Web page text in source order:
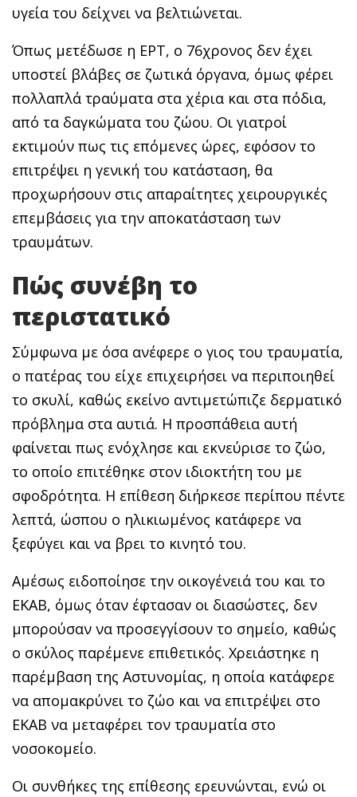
υγεία του δείχνει να βελτιώνεται.
Όπως μετέδωσε η ΕΡΤ, ο 76χρονος δεν έχει
υποστεί βλάβες σε ζωτικά όργανα, όμως φέρει
πολλαπλά τραύματα στα χέρια και στα πόδια,
από τα δαγκώματα του ζώου. Οι γιατροί
εκτιμούν πως τις επόμενες ώρες, εφόσον το
επιτρέψει η γενική του κατάσταση, θα
προχωρήσουν στις απαραίτητες χειρουργικές
επεμβάσεις για την αποκατάσταση των
τραυμάτων.
Πώς συνέβη το
περιστατικό
Σύμφωνα με όσα ανέφερε ο γιος του τραυματία,
ο πατέρας του είχε επιχειρήσει να περιποιηθεί
το σκυλί, καθώς εκείνο αντιμετώπιζε δερματικό
πρόβλημα στα αυτιά. Η προσπάθεια αυτή
φαίνεται πως ενόχλησε και εκνεύρισε το ζώο,
το οποίο επιτέθηκε στον ιδιοκτήτη του με
σφοδρότητα. Η επίθεση διήρκεσε περίπου πέντε
λεπτά, ώσπου ο ηλικιωμένος κατάφερε να
ξεφύγει και να βρει το κινητό του.
Αμέσως ειδοποίησε την οικογένειά του και το
ΕΚΑΒ, όμως όταν έφτασαν οι διασώστες, δεν
μπορούσαν να προσεγγίσουν το σημείο, καθώς
ο σκύλος παρέμενε επιθετικός. Χρειάστηκε η
παρέμβαση της Αστυνομίας, η οποία κατάφερε
να απομακρύνει το ζώο και να επιτρέψει στο
ΕΚΑΒ να μεταφέρει τον τραυματία στο
νοσοκομείο.
Οι συνθήκες της επίθεσης ερευνώνται, ενώ οι